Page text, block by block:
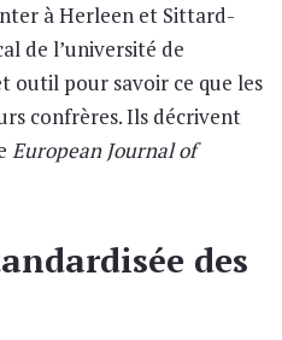
à Herleen et Sittard-
de l’université de
outil pour savoir ce que les
confrères. Ils décrivent
European Journal of
des